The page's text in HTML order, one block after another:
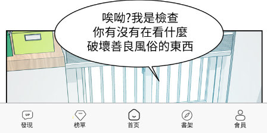
發現 榜單 首页 書架 會員